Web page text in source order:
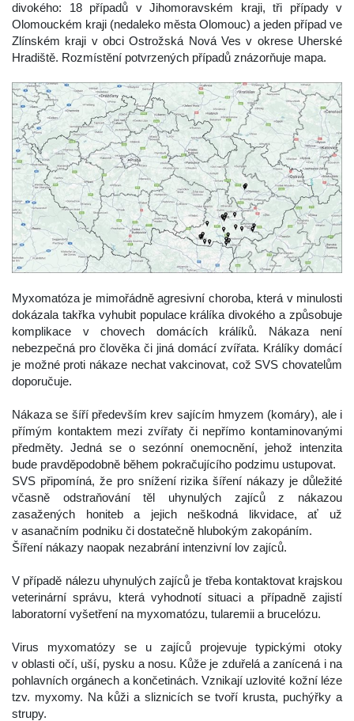
divokého: 18 případů v Jihomoravském kraji, tři případy v
Olomouckém kraji (nedaleko města Olomouc) a jeden případ ve
Zlínském kraji v obci Ostrožská Nová Ves v okrese Uherské
Hradiště. Rozmístění potvrzených případů znázorňuje mapa.
Myxomatóza je mimořádně agresivní choroba, která v minulosti
dokázala takřka vyhubit populace králíka divokého a způsobuje
komplikace v chovech domácích králíků. Nákaza není
nebezpečná pro člověka či jiná domácí zvířata. Králíky domácí
je možné proti nákaze nechat vakcinovat, což SVS chovatelům
doporučuje.
Nákaza se šíří především krev sajícím hmyzem (komáry), ale i
přímým kontaktem mezi zvířaty či nepřímo kontaminovanými
předměty. Jedná se o sezónní onemocnění, jehož intenzita
bude pravděpodobně během pokračujícího podzimu ustupovat.
SVS připomíná, že pro snížení rizika šíření nákazy je důležité
včasně odstraňování těl uhynulých zajíců z nákazou
zasažených honiteb a jejich neškodná likvidace, ať už
v asanačním podniku či dostatečně hlubokým zakopáním.
Šíření nákazy naopak nezabrání intenzivní lov zajíců.
V případě nálezu uhynulých zajíců je třeba kontaktovat krajskou
veterinární správu, která vyhodnotí situaci a případně zajistí
laboratorní vyšetření na myxomatózu, tularemii a brucelózu.
Virus myxomatózy se u zajíců projevuje typickými otoky
v oblasti očí, uší, pysku a nosu. Kůže je zduřelá a zanícená i na
pohlavních orgánech a končetinách. Vznikají uzlovité kožní léze
tzv. myxomy. Na kůži a sliznicích se tvoří krusta, puchýřky a
trupy.